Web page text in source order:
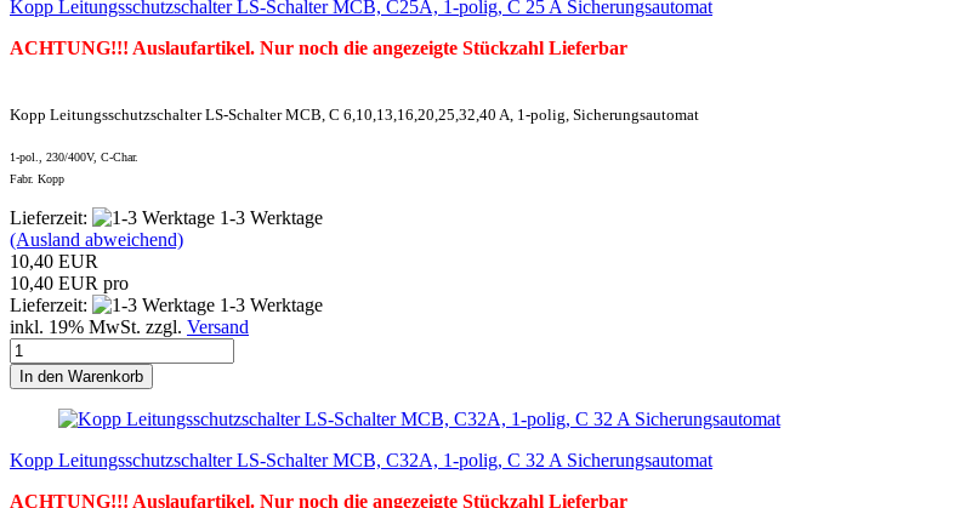
Kopp Leitungsschutzschalter LS-Schalter MCB, C25A, 1-polig, C 25 A Sicherungsautomat
ACHTUNG!!! Auslaufartikel. Nur noch die angezeigte Stückzahl Lieferbar
Kopp Leitungsschutzschalter LS-Schalter MCB, C 6,10,13,16,20,25,32,40 A, 1-polig, Sicherungsautomat
1-pol., 230/400V, C-Char.
Fabr. Kopp
Lieferzeit:
1-3 Werktage
(Ausland abweichend)
10,40 EUR
10,40 EUR pro
Lieferzeit:
1-3 Werktage
inkl. 19% MwSt. zzgl. Versand
In den Warenkorb
Kopp Leitungsschutzschalter LS-Schalter MCB, C32A, 1-polig, C 32 A Sicherungsautomat
ACHTUNG!!! Auslaufartikel. Nur noch die angezeigte Stückzahl Lieferbar